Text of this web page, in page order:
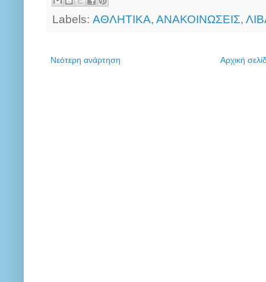
Labels: ΑΘΛΗΤΙΚΑ, ΑΝΑΚΟΙΝΩΣΕΙΣ,
Νεότερη ανάρτηση Αρχική